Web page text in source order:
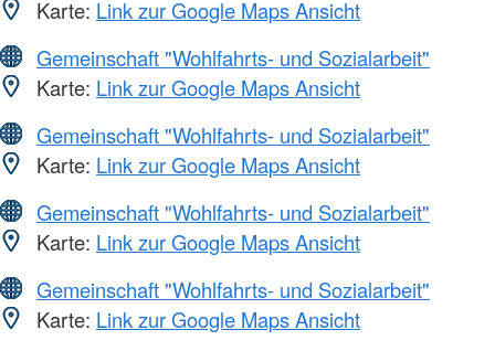
Karte: Link zur Google Maps Ansicht
Gemeinschaft "Wohlfahrts- und Sozialarbeit"
Karte: Link zur Google Maps Ansicht
Gemeinschaft "Wohlfahrts- und Sozialarbeit"
Karte: Link zur Google Maps Ansicht
Gemeinschaft "Wohlfahrts- und Sozialarbeit"
Karte: Link zur Google Maps Ansicht
Gemeinschaft "Wohlfahrts- und Sozialarbeit"
Karte: Link zur Google Maps Ansicht